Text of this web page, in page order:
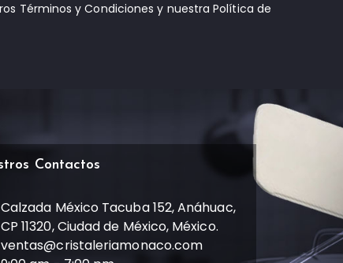
Términos y Condiciones y nuestra Política de
Contactos
Calzada México Tacuba 152, Anáhuac,
CP 11320, Ciudad de México, México.
ventas@cristaleriamonaco.com